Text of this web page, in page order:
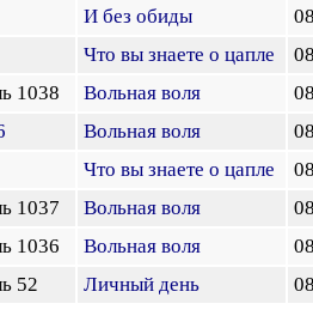
И без обиды
Что вы знаете о цапле
1038
Вольная воля
Вольная воля
Что вы знаете о цапле
1037
Вольная воля
1036
Вольная воля
52
Личный день